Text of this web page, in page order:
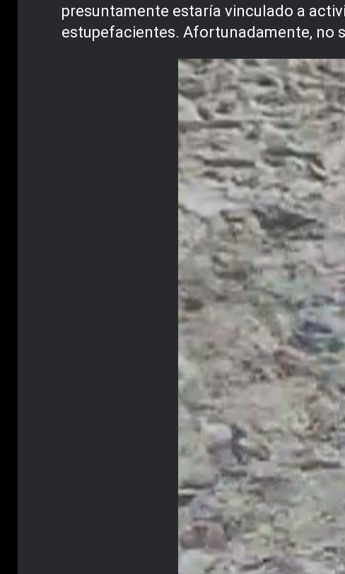
presuntamente estaría vinculado a
estupefacientes. Afortunadamente, no